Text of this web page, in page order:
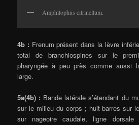
Amphilophus citrinellum.
4b : Frenum présent dans la lèvre
total de branchiospines sur le
pharyngée à peu près comme aussi
large.
5a(4b) : Bande latérale s’étendant du
sur le milieu du corps ; huit barres sur
sur nageoire caudale, ligne